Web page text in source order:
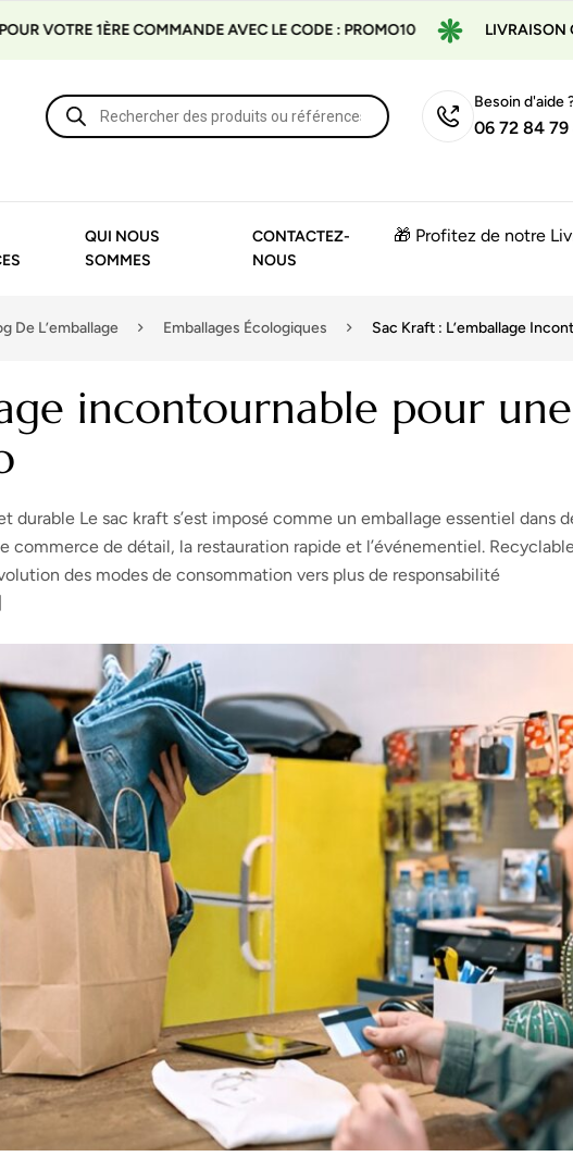
1ÈRE COMMANDE AVEC LE CODE : PROMO10 LIVRAISON GRATUITE
Besoin d'aide
06 72 84
QUI NOUS
SOMMES
CONTACTEZ-
NOUS
🎁 Profitez de notre
De L’emballage Emballages Écologiques Sac Kraft : L’emballage
incontournable pour une
durable Le sac kraft s’est imposé comme un emballage essentiel dans
commerce de détail, la restauration rapide et l’événementiel.
des modes de consommation vers plus de responsabilité